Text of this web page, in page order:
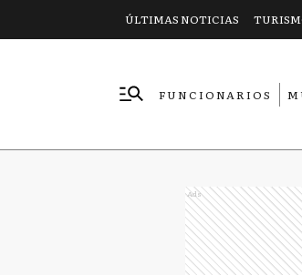
ÚLTIMAS NOTICIAS
FUNCIONARIOS
Ads